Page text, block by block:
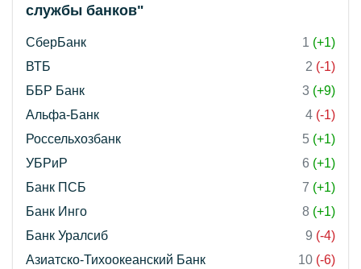
службы банков"
СберБанк 1 (+1)
ВТБ
2 (-1)
ББР Банк
3 (+9)
Альфа-Банк
4 (-1)
Россельхозбанк
5 (+1)
УБРиР
6 (+1)
Банк ПСБ
7 (+1)
Банк Инго
8 (+1)
Банк Уралсиб
9 (-4)
Азиатско-Тихоокеанский Банк
10 (-6)